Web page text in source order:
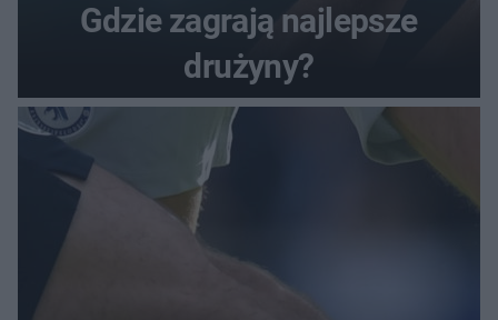
Gdzie zagrają najlepsze
drużyny?